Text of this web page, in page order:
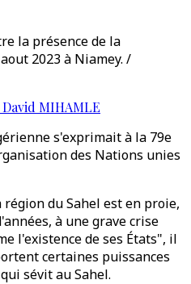
la présence de la
2023 à Niamey. /
David MIHAMLE
s'exprimait à la 79e
des Nations unies
du Sahel est en proie,
à une grave crise
l'existence de ses États", il
certaines puissances
sévit au Sahel.